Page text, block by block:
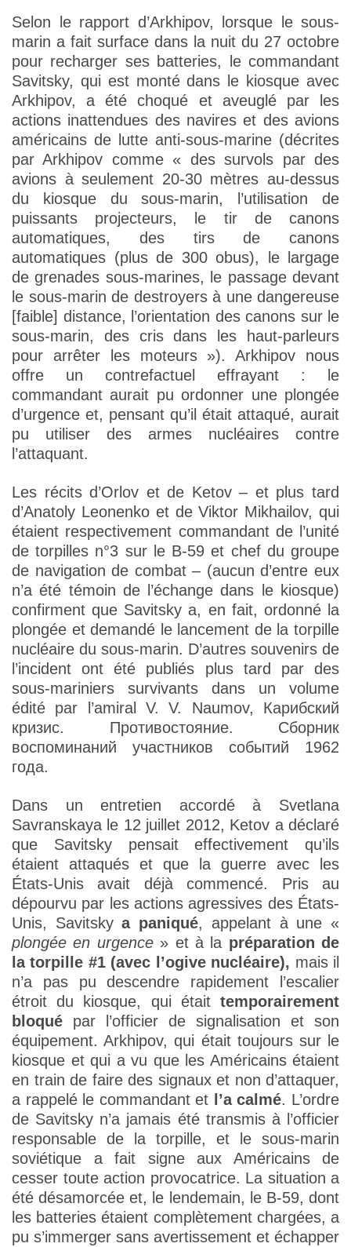
Selon le rapport d’Arkhipov, lorsque le sous-
marin a fait surface dans la nuit du 27 octobre
pour recharger ses batteries, le commandant
Savitsky, qui est monté dans le kiosque avec
Arkhipov, a été choqué et aveuglé par les
actions inattendues des navires et des avions
américains de lutte anti-sous-marine (décrites
par Arkhipov comme « des survols par des
avions à seulement 20-30 mètres au-dessus
du kiosque du sous-marin, l’utilisation de
puissants projecteurs, le tir de canons
automatiques, des tirs de canons
automatiques (plus de 300 obus), le largage
de grenades sous-marines, le passage devant
le sous-marin de destroyers à une dangereuse
[faible] distance, l’orientation des canons sur le
sous-marin, des cris dans les haut-parleurs
pour arrêter les moteurs »). Arkhipov nous
offre un contrefactuel effrayant : le
commandant aurait pu ordonner une plongée
d’urgence et, pensant qu’il était attaqué, aurait
pu utiliser des armes nucléaires contre
l’attaquant.
Les récits d’Orlov et de Ketov – et plus tard
d’Anatoly Leonenko et de Viktor Mikhailov, qui
étaient respectivement commandant de l’unité
de torpilles n°3 sur le B-59 et chef du groupe
de navigation de combat – (aucun d’entre eux
n’a été témoin de l’échange dans le kiosque)
confirment que Savitsky a, en fait, ordonné la
plongée et demandé le lancement de la torpille
nucléaire du sous-marin. D’autres souvenirs de
l’incident ont été publiés plus tard par des
sous-mariniers survivants dans un volume
édité par l’amiral V. V. Naumov, Карибский
кризис. Противостояние. Сборник
воспоминаний участников событий 1962
года.
Dans un entretien accordé à Svetlana
Savranskaya le 12 juillet 2012, Ketov a déclaré
que Savitsky pensait effectivement qu’ils
étaient attaqués et que la guerre avec les
États-Unis avait déjà commencé. Pris au
dépourvu par les actions agressives des États-
Unis, Savitskya paniqué, appelant à une «
plongée en urgence» et à la préparation de
la torpille #1 (avec l’ogive nucléaire), mais il
n’a pas pu descendre rapidement l’escalier
étroit du kiosque, qui était temporairement
bloqué par l’officier de signalisation et son
équipement. Arkhipov, qui était toujours sur le
kiosque et qui a vu que les Américains étaient
en train de faire des signaux et non d’attaquer,
a rappelé le commandant et
l’a calmé. L’ordre
de Savitsky n’a jamais été transmis à l’officier
responsable de la torpille, et le sous-marin
soviétique a fait signe aux Américains de
cesser toute action provocatrice. La situation a
été désamorcée et, le lendemain, le B-59, dont
les batteries étaient complètement chargées, a
pu s’immerger sans avertissement et échapper